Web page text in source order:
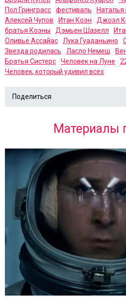
Пол Гринграсс
фестиваль
Алексей Чупов
Итан Коэн Джоэл
братья Коэны
Дэмьен Шазелл
Оливье Ассайас
Лука Гуаданьино
Звезда родилась
Ласло Немеш
Братья Систерс
Человек на Луне
Человек, который удивил всех
Поделиться
Материалы